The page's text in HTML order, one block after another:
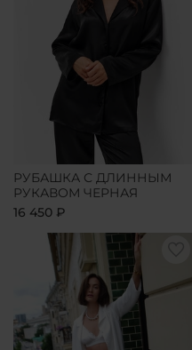
РУБАШКА С ДЛИННЫМ
РУКАВОМ ЧЕРНАЯ
16 450 ₽